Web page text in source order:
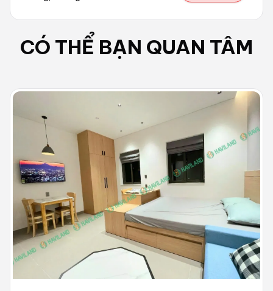
CÓ THỂ BẠN QUAN TÂM